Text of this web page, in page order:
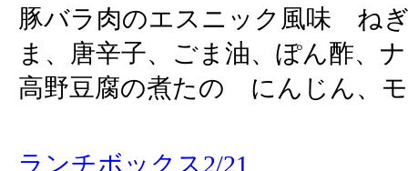
豚バラ肉のエスニック風味 ね
ま、唐辛子、ごま油、ぽん酢、
高野豆腐の煮たの にんじん、
ランチボックス2/21